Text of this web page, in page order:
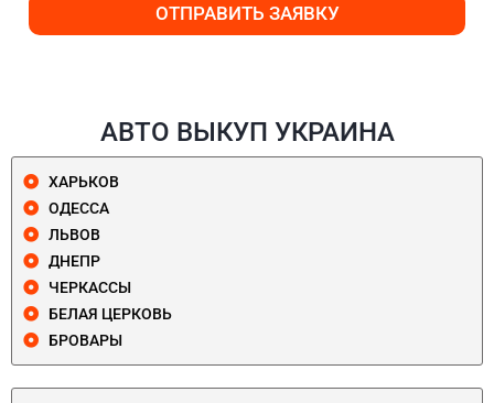
ОТПРАВИТЬ ЗАЯВКУ
АВТО ВЫКУП УКРАИНА
ХАРЬКОВ
ОДЕССА
ЛЬВОВ
ДНЕПР
ЧЕРКАССЫ
БЕЛАЯ ЦЕРКОВЬ
БРОВАРЫ